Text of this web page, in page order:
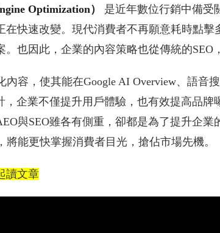
Optimization）
是近年數位行銷中備受
在快速改變。現代消費者不再願意耗時點
。也因此，企業的內容策略也從傳統的SEO
內容，使其能在Google AI Overview、語音
，企業不僅提升用戶體驗，也有效提高品牌
與SEO雖各有側重，卻都是為了提升企
將能更快掌握消費者目光，搶佔市場先機。
讀文章